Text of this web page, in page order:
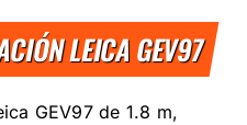
LEICA GEV97
GEV97 de 1.8 m,